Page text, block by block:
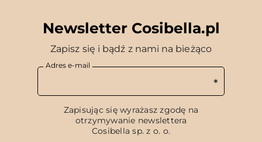
Newsletter Cosibella.pl
Zapisz się i bądź z nami na bieżąco
Adres e-mail
Zapisując się wyrażasz zgodę na
otrzymywanie newslettera
Cosibella sp. z o. o.